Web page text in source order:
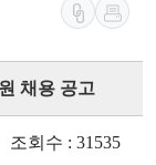
채용 공고
조회수 : 31535